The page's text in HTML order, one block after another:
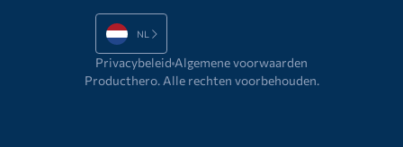
NL
Privacybeleid Algemene voorwaarden
Producthero. Alle rechten voorbehouden.